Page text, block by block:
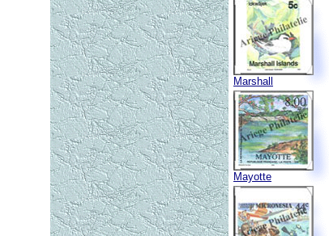
Marshall
Mayotte